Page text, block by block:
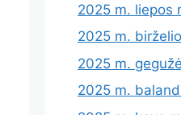
2025 m. liepos
2025 m.
2025 m.
2025 m.